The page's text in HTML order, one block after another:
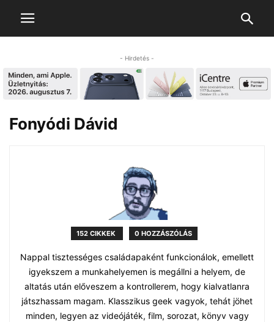
- Hirdetés -
Fonyódi Dávid
152 CIKKEK 0 HOZZÁSZÓLÁS
Nappal tisztességes családapaként funkcionálok, emellett
igyekszem a munkahelyemen is megállni a helyem, de
altatás után előveszem a kontrollerem, hogy kialvatlanra
játszhassam magam. Klasszikus geek vagyok, tehát jöhet
minden, legyen az videójáték, film, sorozat, könyv vagy